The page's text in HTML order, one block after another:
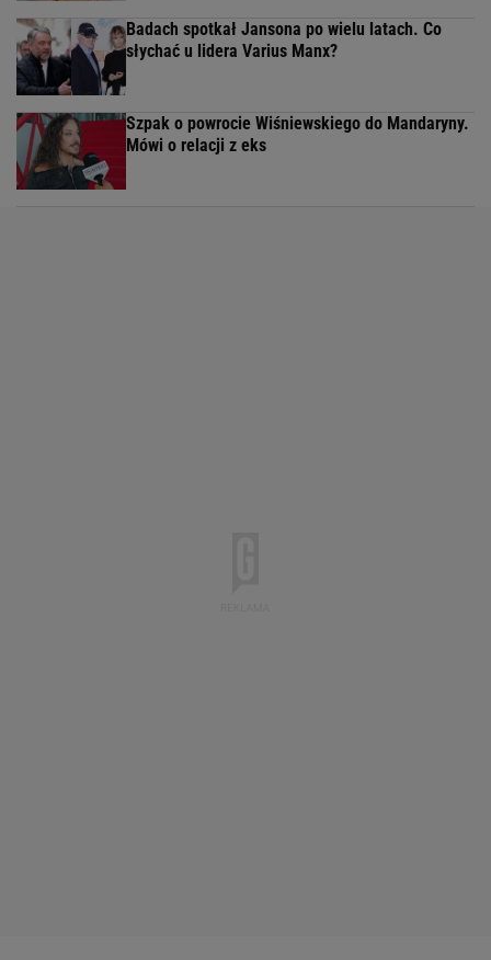
Badach spotkał Jansona po wielu latach. Co
słychać u lidera Varius Manx?
Szpak o powrocie Wiśniewskiego do Mandaryny.
Mówi o relacji z eks